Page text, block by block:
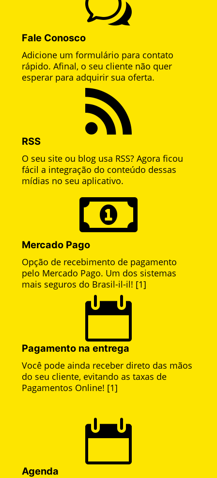
Fale Conosco
Adicione um formulário para contato
rápido. Afinal, o seu cliente não quer
esperar para adquirir sua oferta.

RSS
O seu site ou blog usa RSS? Agora ficou
fácil a integração do conteúdo dessas
mídias no seu aplicativo.

Mercado Pago
Opção de recebimento de pagamento
pelo Mercado Pago. Um dos sistemas
mais seguros do Brasil-il-il! [1]

Pagamento na entrega
Você pode ainda receber direto das mãos
do seu cliente, evitando as taxas de
Pagamentos Online! [1]

Agenda